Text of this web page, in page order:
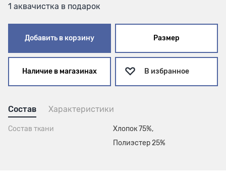
1 аквачистка в подарок
Добавить в корзину Размер
Наличие в магазинах В избранное
Состав Характеристики
Состав ткани
Хлопок 75%,
Полиэстер 25%